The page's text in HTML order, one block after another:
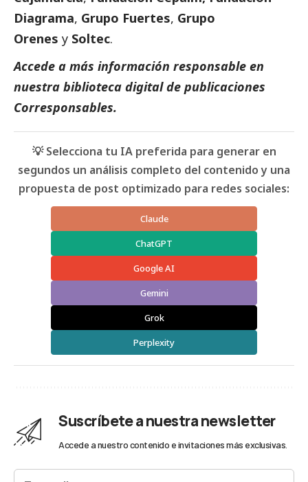
Diagrama, Grupo Fuertes, Grupo
Orenes y Soltec.
Accede a más información responsable en
nuestra biblioteca digital de publicaciones
Corresponsables.
💡 Selecciona tu IA preferida para generar en
segundos un análisis completo del contenido y una
propuesta de post optimizado para redes sociales:
Claude
ChatGPT
Google AI
Gemini
Grok
Perplexity
Suscríbete a nuestra newsletter
Accede a nuestro contenido e invitaciones más exclusivas.